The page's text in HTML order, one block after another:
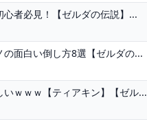
心者必見！【ゼルダの伝説】...
の面白い倒し方8選【ゼルダの...
ｗｗｗ【ティアキン】【ゼル...